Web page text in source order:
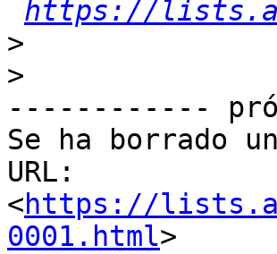
https://
>
>
------------
Se ha borrado
URL:
<https://
0001.html